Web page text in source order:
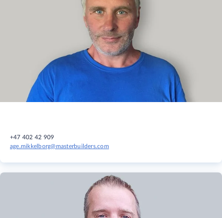
+47 402 42 909
age.mikkelborg@masterbuilders.com